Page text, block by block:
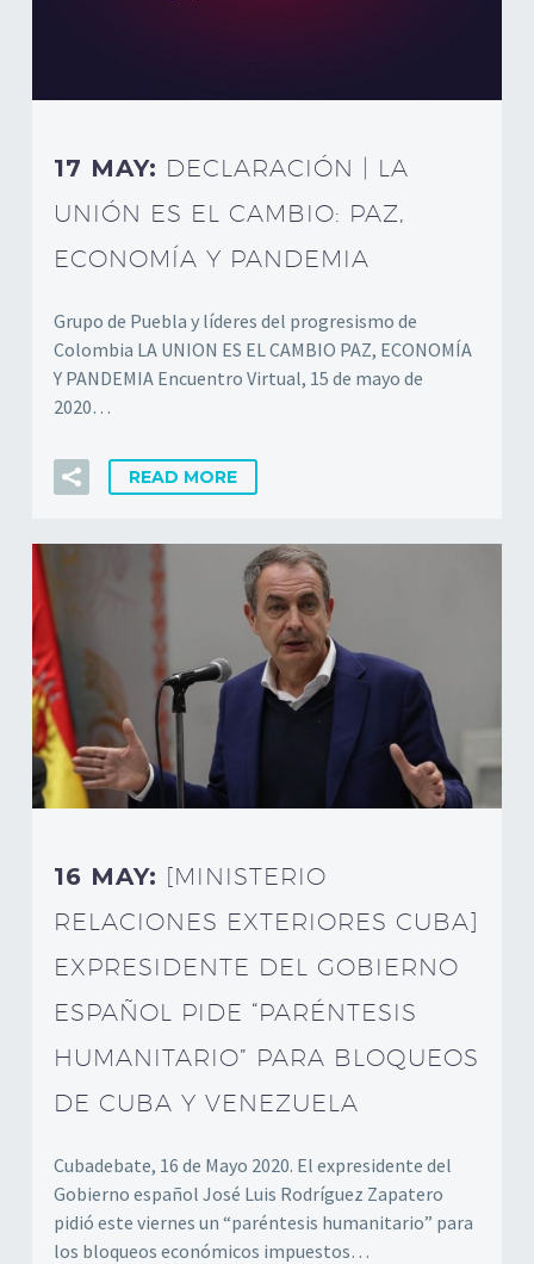
17 MAY: DECLARACIÓN | LA
UNIÓN ES EL CAMBIO: PAZ,
ECONOMÍA Y PANDEMIA
Grupo de Puebla y líderes del progresismo de
Colombia LA UNION ES EL CAMBIO PAZ, ECONOMÍA
Y PANDEMIA Encuentro Virtual, 15 de mayo de
2020…
READ MORE
16 MAY: [MINISTERIO
RELACIONES EXTERIORES CUBA]
EXPRESIDENTE DEL GOBIERNO
ESPAÑOL PIDE “PARÉNTESIS
HUMANITARIO” PARA BLOQUEOS
DE CUBA Y VENEZUELA
Cubadebate, 16 de Mayo 2020. El expresidente del
Gobierno español José Luis Rodríguez Zapatero
pidió este viernes un “paréntesis humanitario” para
los bloqueos económicos impuestos…